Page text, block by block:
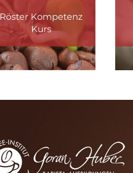
Röster Kompetenz
Kurs